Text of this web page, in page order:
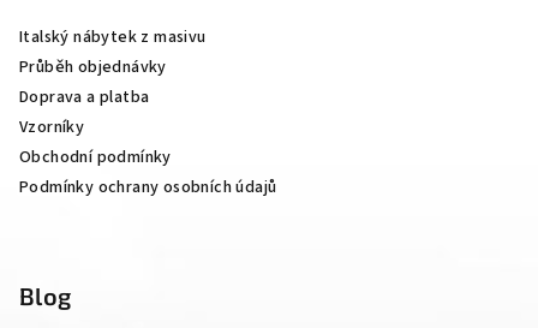
Italský nábytek z masivu
Průběh objednávky
Doprava a platba
Vzorníky
Obchodní podmínky
Podmínky ochrany osobních údajů
Blog